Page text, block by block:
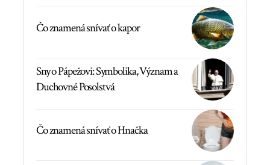
Čo znamená snívať o kapor
Sny o Pápežovi: Symbolika, Význam a
Duchovné Posolstvá
Čo znamená snívať o Hnačka